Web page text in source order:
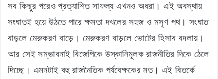
সব কিছুর পরেও প্রত্যাশিত সাফল্য এখনও অধরা। এই অবস্থায়
সংঘাতই হয়ে উঠতে পারে ক্ষমতা দখলের সহজ ও মসৃণ পথ। সংঘাত
বাড়লে মেরুকরণ বাড়ে। মেরুকরণ বাড়লে ভোটের হিসাব বদলায়।
আর সেই সম্ভাবনাই বিজেপিকে উস্কানিমূলক রাজনীতির দিকে ঠেলে
দিচ্ছে। এমনটাই বহু রাজনৈতিক পর্যবেক্ষকের মত। এই বিতর্কে